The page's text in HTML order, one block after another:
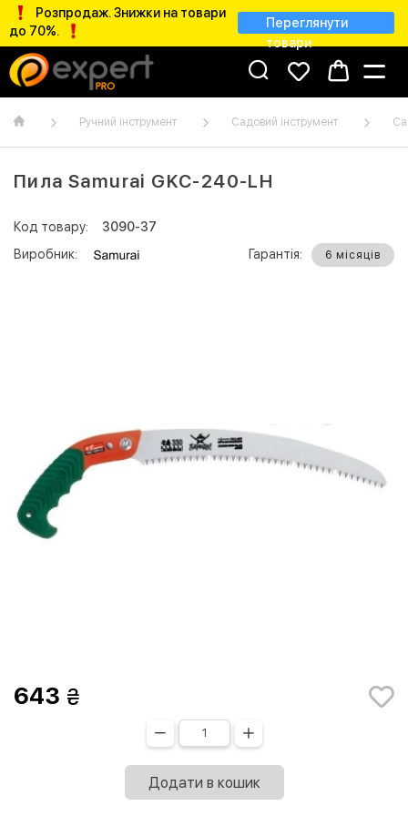
Розпродаж. Знижки на товари
до 70%.
Переглянути
товари
Ручний інструмент Садовий інструмент
Пила Samurai GKC-240-LH
Код товару:
3090-37
Виробник:
Гарантія: 6 місяців
643
Додати в кошик